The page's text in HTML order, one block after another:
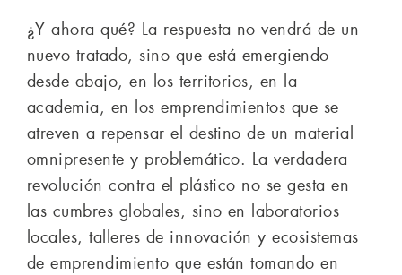
¿Y ahora qué? La respuesta no vendrá de un
nuevo tratado, sino que está emergiendo
desde abajo, en los territorios, en la
academia, en los emprendimientos que se
atreven a repensar el destino de un material
omnipresente y problemático. La verdadera
revolución contra el plástico no se gesta en
las cumbres globales, sino en laboratorios
locales, talleres de innovación y ecosistemas
de emprendimiento que están tomando en